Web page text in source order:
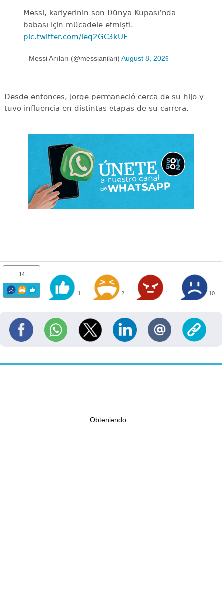
Messi, kariyerinin son Dünya Kupası’nda
babası için mücadele etmişti.
pic.twitter.com/ieq2GC3kUF
— Messi Anıları (@messianilari) August 8, 2026
Desde entonces, Jorge permaneció cerca de su hijo y
tuvo influencia en distintas etapas de su carrera.
14
1 2 1 10
Obteniendo...